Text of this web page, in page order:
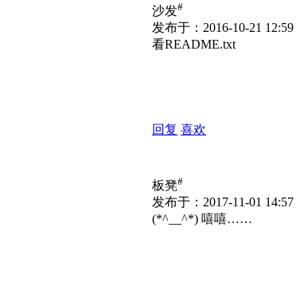
沙发#
发布于：2016-10-21 12:59
看README.txt
回复 喜欢
板凳#
发布于：2017-11-01 14:57
(*^__^*) 嘻嘻……